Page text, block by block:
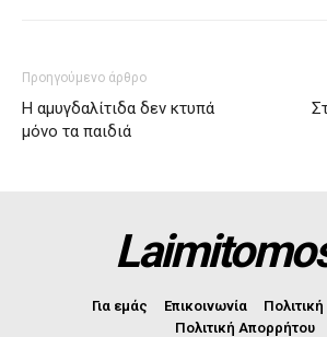
Προηγούμενο άρθρο
Η αμυγδαλίτιδα δεν κτυπά
μόνο τα παιδιά
Για εμάς Επικοινωνία
Πολιτική Απορρήτου